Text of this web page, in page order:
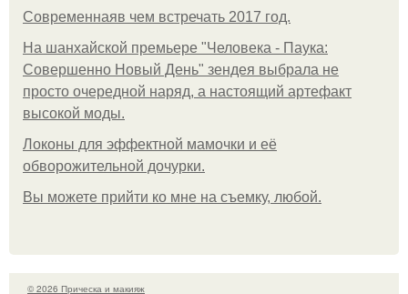
Современнаяв чем встречать 2017 год.
На шанхайской премьере "Человека - Паука:
Совершенно Новый День" зендея выбрала не
просто очередной наряд, а настоящий артефакт
высокой моды.
Локоны для эффектной мамочки и её
обворожительной дочурки.
Вы можете прийти ко мне на съемку, любой.
© 2026 Прическа и макияж